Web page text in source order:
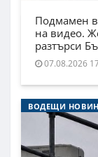
Подмамен в
на видео.
разтърси
07.08.2026
ВОДЕЩИ